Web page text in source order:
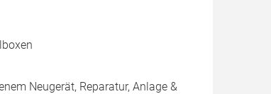
Neugerät, Reparatur, Anlage &